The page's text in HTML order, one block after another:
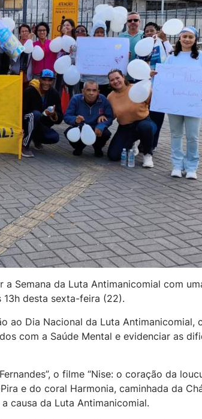
Semana da Luta Antimanicomial com
desta sexta-feira (22).
ao Dia Nacional da Luta Antimanicomial,
com a Saúde Mental e evidenciar as
o filme “Nise: o coração da
e do coral Harmonia, caminhada da
causa da Luta Antimanicomial.